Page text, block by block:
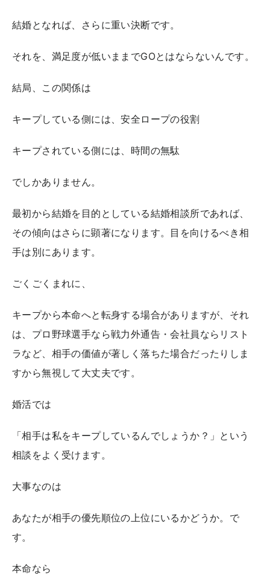
結婚となれば、さらに重い決断です。
それを、満足度が低いままでGOとはならないんです。
結局、この関係は
キープしている側には、安全ロープの役割
キープされている側には、時間の無駄
でしかありません。
最初から結婚を目的としている結婚相談所であれば、
その傾向はさらに顕著になります。目を向けるべき相
手は別にあります。
ごくごくまれに、
キープから本命へと転身する場合がありますが、それ
は、プロ野球選手なら戦力外通告・会社員ならリスト
ラなど、相手の価値が著しく落ちた場合だったりしま
すから無視して大丈夫です。
婚活では
「相手は私をキープしているんでしょうか？」という
相談をよく受けます。
大事なのは
あなたが相手の優先順位の上位にいるかどうか。で
す。
本命なら